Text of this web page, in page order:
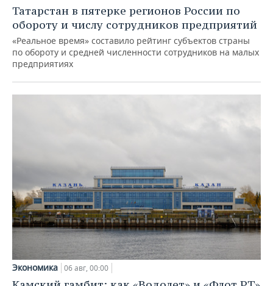
Татарстан в пятерке регионов России по
обороту и числу сотрудников предприятий
«Реальное время» составило рейтинг субъектов страны
по обороту и средней численности сотрудников на малых
предприятиях
Экономика 06 авг, 00:00